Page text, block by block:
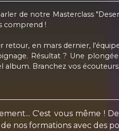
de notre Masterclass
comprend !
retour, en mars dernier,
Résultat ? Une
album. Branchez vos
C'est vous même !
nos formations avec des